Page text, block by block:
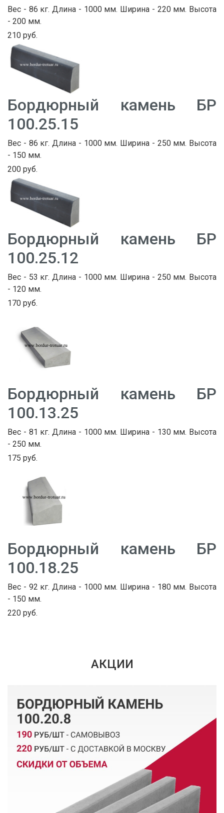
Вес - 86 кг. Длина - 1000 мм. Ширина - 220 мм. Высота
- 200 мм.
210 руб.
Бордюрный камень БР
100.25.15
Вес - 86 кг. Длина - 1000 мм. Ширина - 250 мм. Высота
- 150 мм.
200 руб.
Бордюрный камень БР
100.25.12
Вес - 53 кг. Длина - 1000 мм. Ширина - 250 мм. Высота
- 120 мм.
170 руб.
Бордюрный камень БР
100.13.25
Вес - 81 кг. Длина - 1000 мм. Ширина - 130 мм. Высота
- 250 мм.
175 руб.
Бордюрный камень БР
100.18.25
Вес - 92 кг. Длина - 1000 мм. Ширина - 180 мм. Высота
- 150 мм.
220 руб.
АКЦИИ